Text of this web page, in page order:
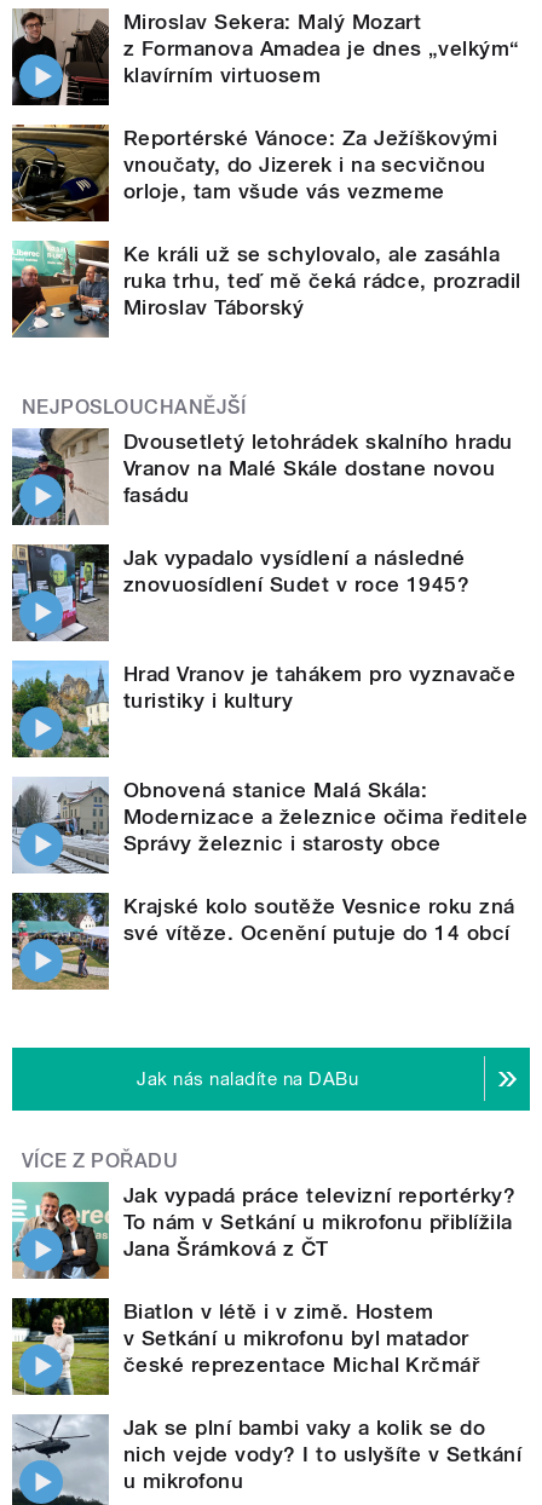
Miroslav Sekera: Malý Mozart
z Formanova Amadea je dnes „velkým“
klavírním virtuosem
Reportérské Vánoce: Za Ježíškovými
vnoučaty, do Jizerek i na secvičnou
orloje, tam všude vás vezmeme
Ke králi už se schylovalo, ale zasáhla
ruka trhu, teď mě čeká rádce, prozradil
Miroslav Táborský
NEJPOSLOUCHANĚJŠÍ
Dvousetletý letohrádek skalního hradu
Vranov na Malé Skále dostane novou
fasádu
Jak vypadalo vysídlení a následné
znovuosídlení Sudet v roce 1945?
Hrad Vranov je tahákem pro vyznavače
turistiky i kultury
Obnovená stanice Malá Skála:
Modernizace a železnice očima ředitele
Správy železnic i starosty obce
Krajské kolo soutěže Vesnice roku zná
své vítěze. Ocenění putuje do 14 obcí
Jak nás naladíte na DABu
VÍCE Z POŘADU
Jak vypadá práce televizní reportérky?
To nám v Setkání u mikrofonu přiblížila
Jana Šrámková z ČT
Biatlon v létě i v zimě. Hostem
v Setkání u mikrofonu byl matador
české reprezentace Michal Krčmář
Jak se plní bambi vaky a kolik se do
nich vejde vody? I to uslyšíte v Setkání
u mikrofonu